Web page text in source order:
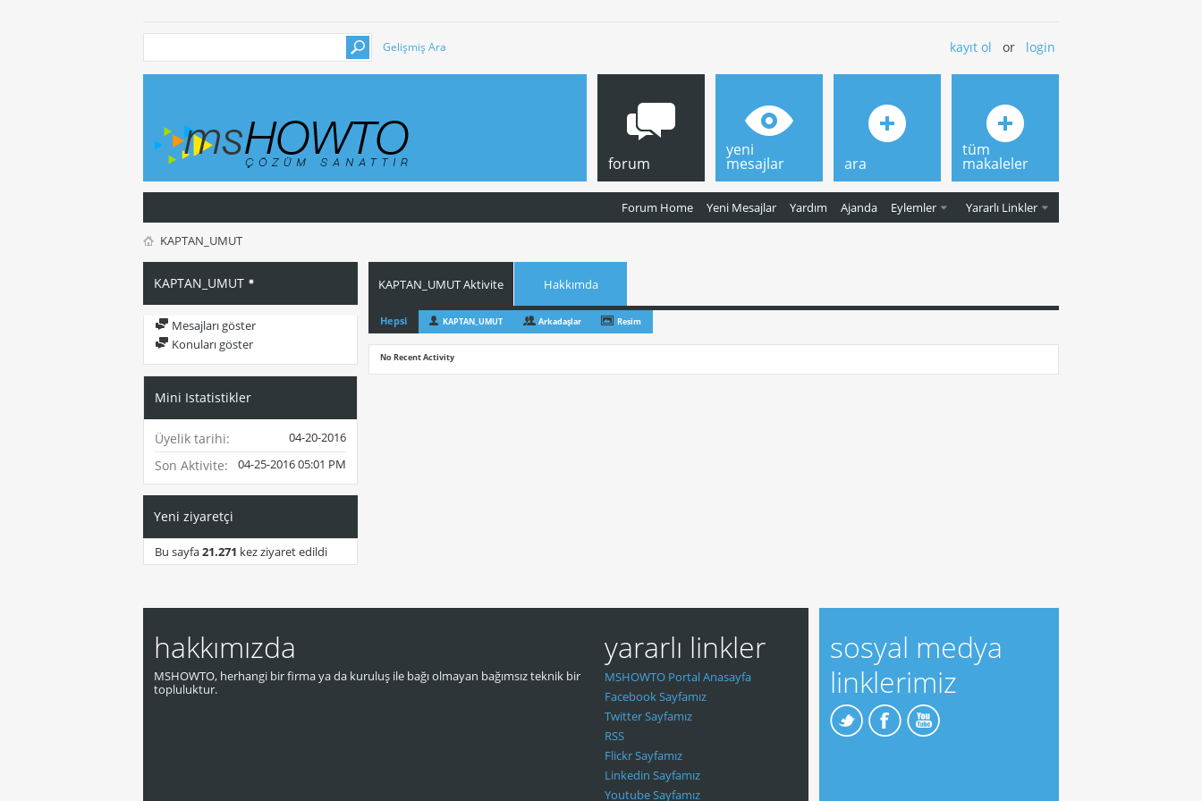
Gelişmiş Ara kayıt ol or login
forum
Forum Home Yeni Mesajlar Yardım Ajanda Eylemler Yararlı Linkler
yeni
mesajlar ara
tüm
makaleler
KAPTAN_UMUT
KAPTAN_UMUT
Mesajları göster
Konuları göster
Mini Istatistikler
Üyelik tarihi 04-20-2016
Son Aktivite 04-25-201605:01 PM
Yeni ziyaretçi
Bu sayfa21.271 kez ziyaret edildi
KAPTAN_UMUT Aktivite Hakkımda
Hepsi KAPTAN_UMUT Arkadaşlar Resim
No Recent Activity
hakkımızda
MSHOWTO, herhangi bir firma ya da kuruluş ile bağı olmayan bağımsız teknik bir
topluluktur.
yararlı linkler
MSHOWTO Portal Anasayfa
Facebook Sayfamız
Twitter Sayfamız
RSS
Flickr Sayfamız
Linkedin Sayfamız
Youtube Sayfamız
sosyal medya
linklerimiz